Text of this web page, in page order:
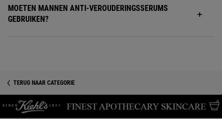
MOETEN MANNEN ANTI-VEROUDERINGSSERUMS
GEBRUIKEN?
TERUG NAAR CATEGORIE